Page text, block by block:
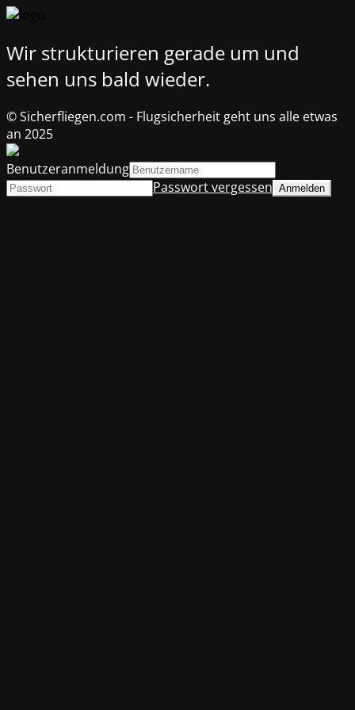
Wir strukturieren gerade um und
sehen uns bald wieder.
© Sicherfliegen.com - Flugsicherheit geht uns alle etwas
an 2025
Benutzeranmeldung
Passwort vergessen